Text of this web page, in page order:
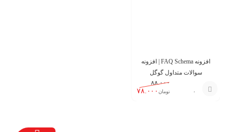
افزونه FAQ Schema | افزونه
سوالات متداول گوگل
۸۸.۰۰۰
تومان۷۸.۰۰۰